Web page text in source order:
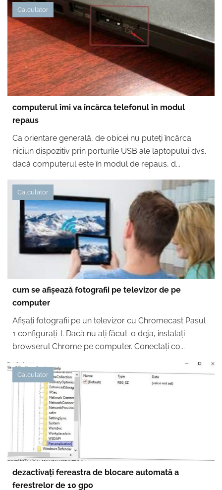
Calculator
computerul îmi va încărca telefonul în modul
repaus
Ca orientare generală, de obicei nu puteți încărca
niciun dispozitiv prin porturile USB ale laptopului dvs.
dacă computerul este în modul de repaus, d...
Calculator
cum se afișează fotografii pe televizor de pe
computer
Afișați fotografii pe un televizor cu Chromecast Pasul
1 configurați-l. Dacă nu ați făcut-o deja, instalați
browserul Chrome pe computer. Conectați co...
Calculator
dezactivați fereastra de blocare automată a
ferestrelor de 10 gpo